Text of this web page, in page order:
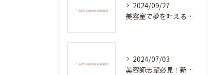
2024/09/27
美容室で夢を叶える！自分を磨く新たなチャンス
2024/07/03
美容師志望必見！新たな価値を創造する美容室でハイレベルな技術を学べる環境